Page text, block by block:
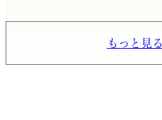
もっと見る